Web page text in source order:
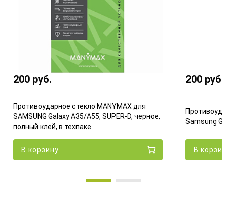
200 руб.
Противоударное стекло MANYMAX для
SAMSUNG Galaxy A35/А55, SUPER-D, черное,
полный клей, в техпаке
В корзину
200 руб.
Samsung
В